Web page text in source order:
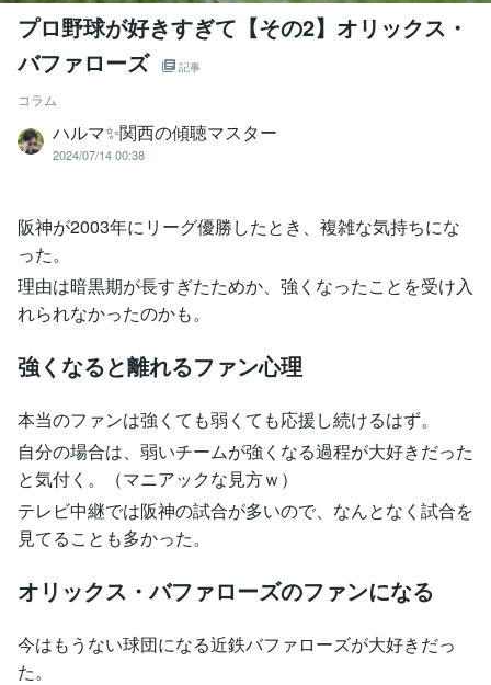
プロ野球が好きすぎて【その2】オリックス・
バファローズ
記事
コラム
ハルマ✨関西の傾聴マスター
2024/07/14 00:38
阪神が2003年にリーグ優勝したとき、複雑な気持ちにな
った。
理由は暗黒期が長すぎたためか、強くなったことを受け入
れられなかったのかも。
強くなると離れるファン心理
本当のファンは強くても弱くても応援し続けるはず。
自分の場合は、弱いチームが強くなる過程が大好きだった
と気付く。（マニアックな見方ｗ）
テレビ中継では阪神の試合が多いので、なんとなく試合を
見てることも多かった。
オリックス・バファローズのファンになる
今はもうない球団になる近鉄バファローズが大好きだっ
た。